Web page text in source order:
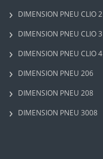
DIMENSION PNEU CLIO 2
DIMENSION PNEU CLIO 3
DIMENSION PNEU CLIO 4
DIMENSION PNEU 206
DIMENSION PNEU 208
DIMENSION PNEU 3008